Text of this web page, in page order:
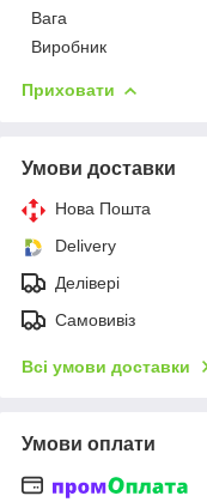
Вага
Виробник
Приховати
Умови доставки
Нова Пошта
Delivery
Делівері
Самовивіз
Всі умови доставки
Умови оплати